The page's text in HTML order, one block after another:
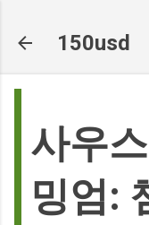
150usd
사우
밍엄: